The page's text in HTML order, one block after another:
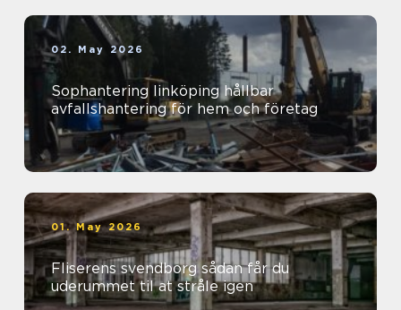
02. May 2026
Sophantering linköping hållbar
avfallshantering för hem och företag
01. May 2026
Fliserens svendborg sådan får du
uderummet til at stråle igen